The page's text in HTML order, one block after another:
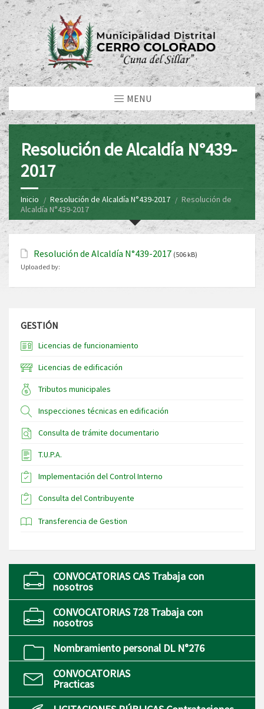
MENU
Resolución de Alcaldía N°439-
2017
Inicio Resolución de Alcaldía N°439-2017
Resolución de
Alcaldía N°439-2017
Resolución de Alcaldía N°439-2017 (506 kB)
Uploaded by:
GESTIÓN
Licencias de funcionamiento
Licencias de edificación
Tributos municipales
Inspecciones técnicas en edificación
Consulta de trámite documentario
T.U.P.A.
Implementación del Control Interno
Consulta del Contribuyente
Transferencia de Gestion
CONVOCATORIAS CAS Trabaja con
nosotros
CONVOCATORIAS 728 Trabaja con
nosotros
Nombramiento personal DL N°276
CONVOCATORIAS
Practicas